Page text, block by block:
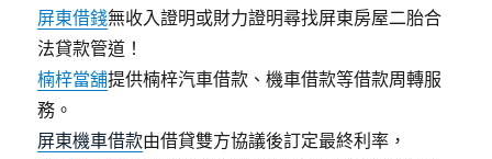
屏東借錢無收入證明或財力證明尋找屏東房屋二胎合
法貸款管道！
楠梓當舖提供楠梓汽車借款、機車借款等借款周轉服
務。
屏東機車借款由借貸雙方協議後訂定最終利率，